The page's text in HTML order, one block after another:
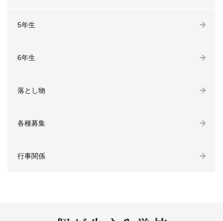
5年生
6年生
落とし物
各種募集
行事関係